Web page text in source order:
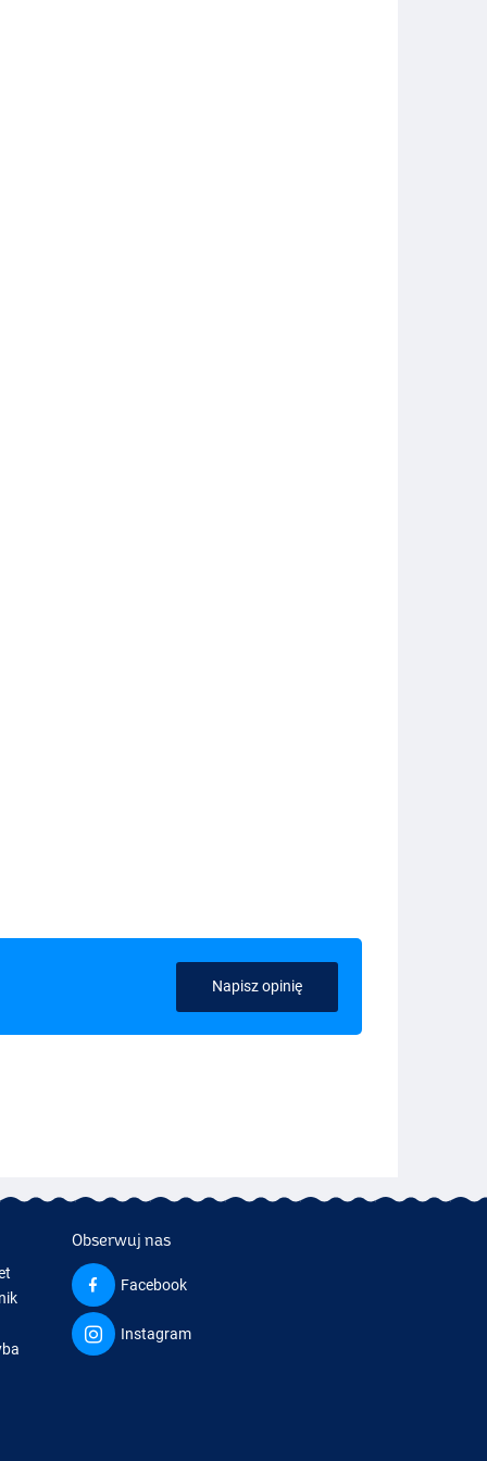
Napisz opinię
Obserwuj nas
Facebook
Instagram